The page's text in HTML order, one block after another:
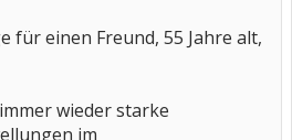
für einen Freund, 55 Jahre alt,
wieder starke
im